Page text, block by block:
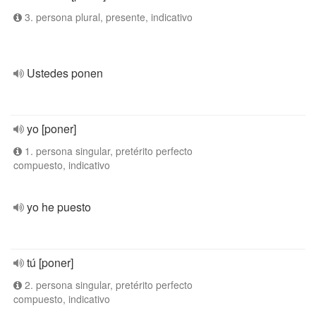
3. persona plural, presente, indicativo
Ustedes ponen
yo [poner]
1. persona singular, pretérito perfecto
compuesto, indicativo
yo he puesto
tú [poner]
2. persona singular, pretérito perfecto
compuesto, indicativo